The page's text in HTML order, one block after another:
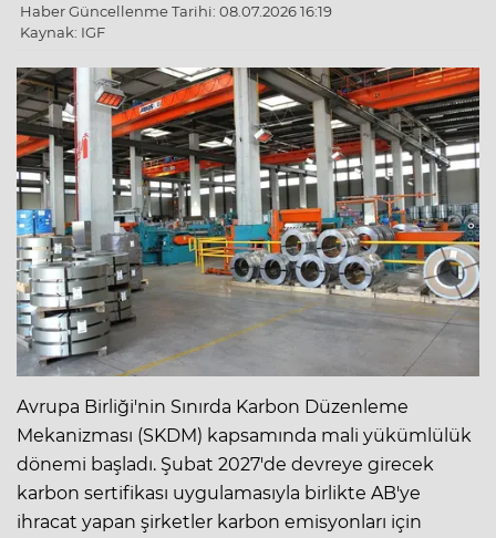
Haber Güncellenme Tarihi: 08.07.2026 16:19
Kaynak: IGF
Avrupa Birliği'nin Sınırda Karbon Düzenleme
Mekanizması (SKDM) kapsamında mali yükümlülük
dönemi başladı. Şubat 2027'de devreye girecek
karbon sertifikası uygulamasıyla birlikte AB'ye
ihracat yapan şirketler karbon emisyonları için